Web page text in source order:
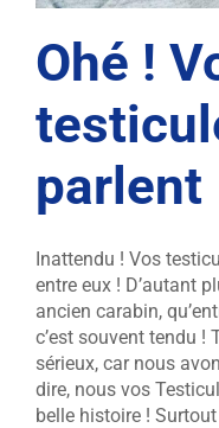
Ohé !
parlent
Inattendu ! Vos
entre eux ! D’autant
ancien carabin,
c’est souvent tendu !
sérieux, car nous
dire, nous vos
belle histoire !